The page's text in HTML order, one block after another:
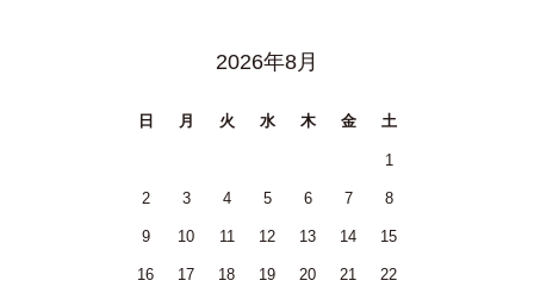
2026年8月
日 月 火 水 木 金 土
1
2 3 4 5 6 7 8
9 10 11 12 13 14 15
16 17 18 19 20 21 22